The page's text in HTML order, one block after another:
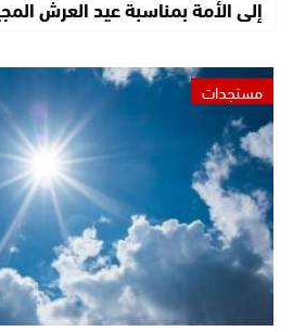
إلى الأمة بمناسبة عيد العرش
مستجدات